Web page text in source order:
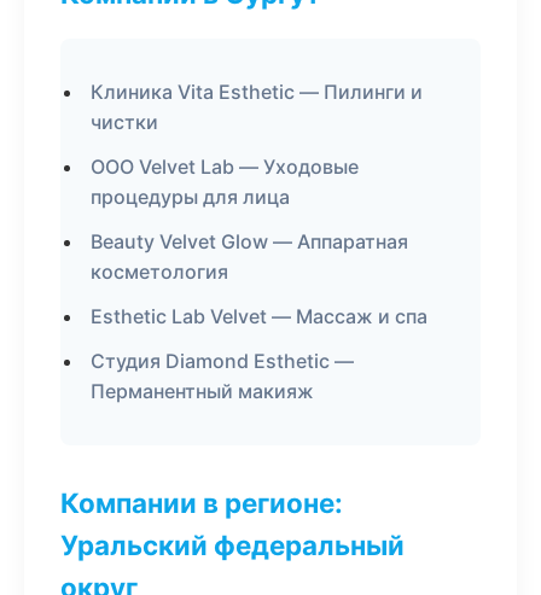
Клиника Vita Esthetic — Пилинги и
чистки
ООО Velvet Lab — Уходовые
процедуры для лица
Beauty Velvet Glow — Аппаратная
косметология
Esthetic Lab Velvet — Массаж и спа
Студия Diamond Esthetic —
Перманентный макияж
Компании в регионе:
Уральский федеральный
округ